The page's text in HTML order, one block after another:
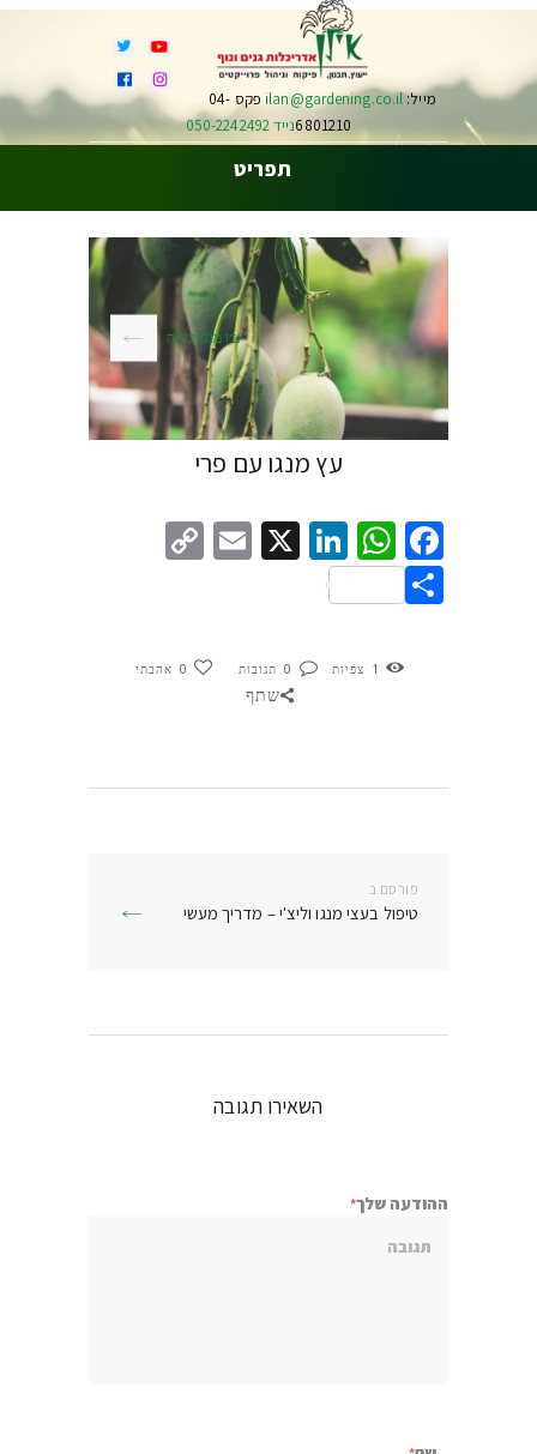
מייל:ilan@gardening.co.il
פקס 04-
6801210נייד 050-2242492
תפריט
עץ מנגו בגינה
עץ מנגו עם פרי
Facebook
WhatsApp
LinkedIn
X
Email
Share
1 צפיות 0 תגובות 0 אהבתי
שתף
פורסם ב
בפוסט:
טיפול בעצי מנגו וליצ'י – מדריך מעשי
השאירו תגובה
ההודעה שלך